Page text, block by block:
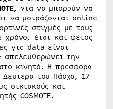
, για να μπορούν να
να μοιράζονται online
στιγμές με τους
χρόνο, έτσι και φέτος
για data είναι
απελευθερώνει την
κινητό. Η προσφορά
του Πάσχα, 17
οικιακούς και
COSMOTE.